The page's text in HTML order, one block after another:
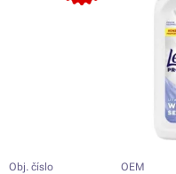
Obj. číslo
OEM